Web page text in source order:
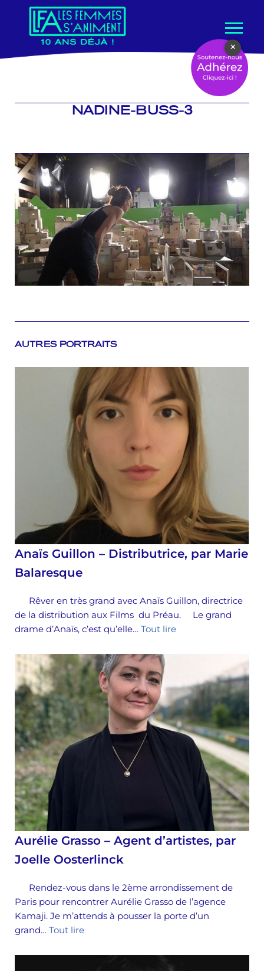
contenu
NADINE-BUSS-3
AUTRES PORTRAITS
Anaïs Guillon – Distributrice, par Marie
Balaresque
Rêver en très grand avec Anaïs Guillon, directrice
de la distribution aux Films du Préau. Le grand
drame d’Anaïs, c’est qu’elle… Tout lire
Aurélie Grasso – Agent d’artistes, par
Joelle Oosterlinck
Rendez-vous dans le 2ème arrondissement de
Paris pour rencontrer Aurélie Grasso de l’agence
Kamaji. Je m’attends à pousser la porte d’un
grand… Tout lire
×